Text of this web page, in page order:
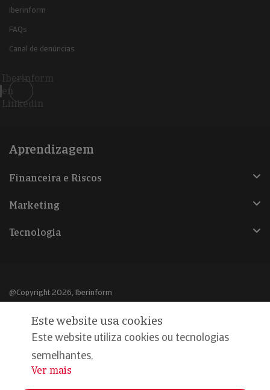
Iberinform
FAQs
Canal de denúncias
Iberinform
en
Linkedin
Aprendizagem
Financeira e Riscos
Marketing
Tecnologia
@Copyright 2026, Iberinform
Aviso legal
Política de cookies
Declaração de privacidade
Este website usa cookies
Este website utiliza cookies ou tecnologias
semelhantes,
...
Ver mais